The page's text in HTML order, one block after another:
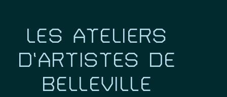
LES ATELIERS
D’ARTISTES DE
BELLEVILLE